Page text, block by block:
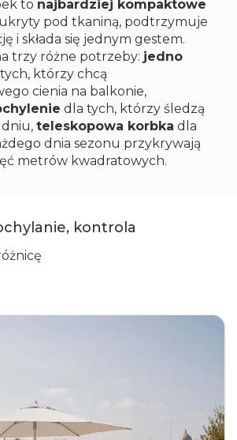
to najbardziej kompaktowe
ukryty pod tkaniną, podtrzymuje
i składa się jednym gestem.
trzy różne potrzeby: jedno
którzy chcą
cienia na balkonie,
dla tych, którzy śledzą
teleskopowa korbka dla
dnia sezonu przykrywają
metrów kwadratowych.
kontrola